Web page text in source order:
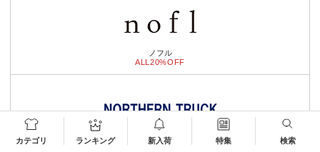
カテゴリ ランキング 新入荷 特集 検索
ノフル
ALL20%OFF
ノーザントラック